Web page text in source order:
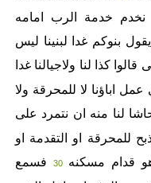
نخدم خدمة الرب امامه
يقول بنوكم غدا لبنينا ليس
كذا لنا ولاجيالنا غدا
اباؤنا لا للمحرقة ولا
لنا منه ان نتمرد على
للمحرقة او التقدمة او
هو قدام مسكنه
30فسمع